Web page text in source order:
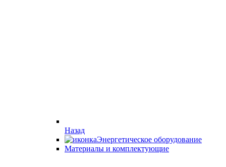
Назад
Энергетическое оборудование
Материалы и комплектующие